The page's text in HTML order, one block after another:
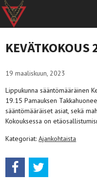
KEVÄTKOKOUS
19 maaliskuun, 2023
Lippukunna sääntömääräinen
19.15 Pamauksen
sääntömääräiset asiat, sekä
Kokouksessa on
Kategoriat:Ajankohtaista